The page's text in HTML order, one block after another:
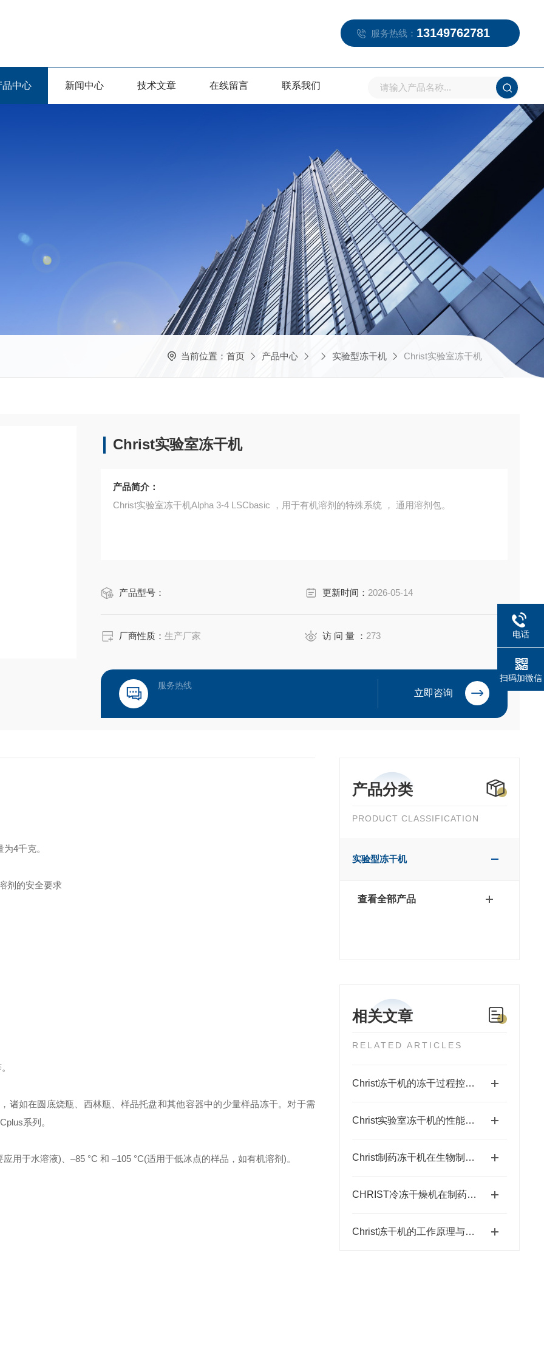
服务热线： 13149762781
品中心 新闻中心 技术文章 在线留言 联系我们
当前位置： 首页 产品中心 实验型冻干机 Christ实验室冻干机
Christ实验室冻干机
产品简介：
Christ实验室冻干机Alpha 3-4 LSCbasic ，用于有机溶剂的特殊系统 ， 通用溶剂包。
产品型号： 更新时间： 2026-05-14
厂商性质：生产厂家 访 问 量 ： 273
服务热线
立即咨询
产品分类
PRODUCT CLASSIFICATION
实验型冻干机
查看全部产品
相关文章
RELATED ARTICLES
Christ冻干机的冻干过程控制与优化技术
Christ实验室冻干机的性能特点与操作指南
Christ制药冻干机在生物制药中的应用
CHRIST冷冻干燥机在制药行业中的应用
Christ冻干机的工作原理与技术解析
4千克。
剂的安全要求
如在圆底烧瓶、西林瓶、样品托盘和其他容器中的少量样品冻干。对于需
系列。
于水溶液)、–85 °C 和 –105 °C(适用于低冰点的样品，如有机溶剂)。
电话
扫码加微信